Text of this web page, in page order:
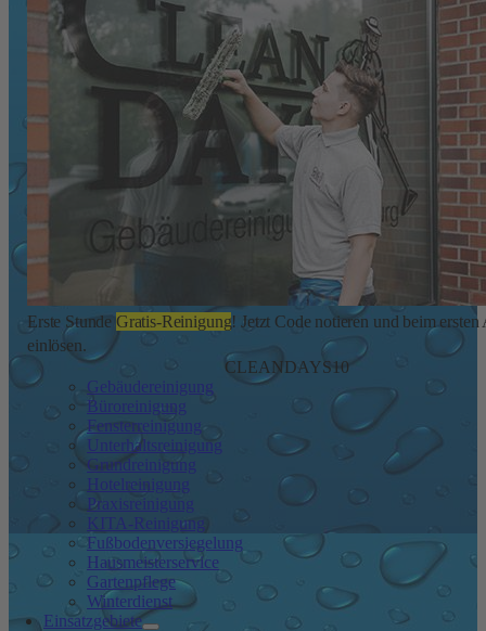
Erste Stunde Gratis-Reinigung! Jetzt Code notieren und beim ersten
einlösen.
CLEANDAYS10
Gebäudereinigung
Büroreinigung
Fensterreinigung
Unterhaltsreinigung
Grundreinigung
Hotelreinigung
Praxisreinigung
KITA-Reinigung
Fußbodenversiegelung
Hausmeisterservice
Gartenpflege
Winterdienst
Einsatzgebiete